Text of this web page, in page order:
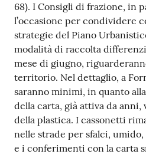
68). I Consigli di frazione, in
l’occasione per condividere
strategie del Piano
modalità di raccolta
mese di giugno,
territorio. Nel dettaglio, a
saranno minimi, in quanto
della carta, già attiva da anni,
della plastica. I cassonetti
nelle strade per sfalci,
e i conferimenti con la carta